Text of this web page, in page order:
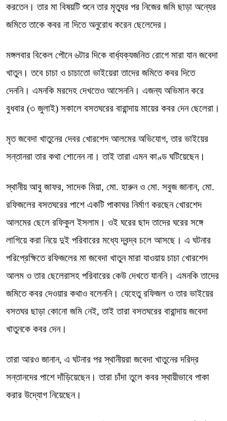
করতেন। তার মা বিষয়টি শুনে তার মৃত্যুর পর নিজের জমি ছাড়া অন্যের
জমিতে তাকে কবর না দিতে অনুরোধ করেন ছেলেদের।
মঙ্গলবার বিকেল পৌনে ৬টার দিকে বার্ধ্যক্যজনিত রোগে মারা যান জবেদা
খাতুন। তবে চাচা ও চাচাতো ভাইয়েরা তাদের জমিতে কবর দিতে
দেননি। এমনকি মরদেহ দেখতেও আসেননি। এজন্য অভিমান করে
বুধবার (৩ জুলাই) সকালে বসতঘরের বারান্দায় মায়ের কবর দেন ছেলেরা।
মৃত জবেদা খাতুনের দেবর খোরশেদ আলমের অভিযোগ, তার ভাইয়ের
সন্তানরা তার কথা শোনেন না। তাই তারা এমন কাণ্ড ঘটিয়েছেন।
স্থানীয় আবু জাফর, সাদেক মিয়া, মো. হারুন ও মো. সবুজ জানান, মো.
রফিজলের বসতঘরের পাশে একটি পাকাঘর নির্মাণ করছেন খোরশেদ
আলমের ছেলে রফিকুল ইসলাম। ওই ঘরের ছাদ তাদের ঘরের সঙ্গে
লাগিয়ে করা নিয়ে দুই পরিবারের মধ্যে দ্বন্দ্ব চলে আসছে। এ ঘটনার
পরিপ্রেক্ষিতে রফিজলের মা জবেদা খাতুন মারা যাওয়ায় চাচা খোরশেদ
আলম ও তার ছেলেরাসহ পরিবারের কেউ দেখতে যাননি। এমনকি তাদের
জমিতে কবর দেওয়ার কথাও বলেননি। যেহেতু রফিজল ও তার ভাইয়ের
বসতঘর ছাড়া কোনো জমি নেই, তাই তারা বসতঘরের বারান্দায় জবেদা
খাতুনকে কবর দেন।
তারা আরও জানান, এ ঘটনার পর স্থানীয়রা জবেদা খাতুনের দরিদ্র
সন্তানদের পাশে দাঁড়িয়েছেন। তারা চাঁদা তুলে কবর স্থায়ীভাবে পাকা
করার উদ্যোগ নিয়েছেন।